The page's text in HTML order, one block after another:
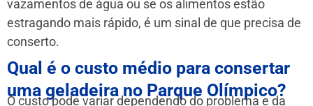
vazamentos de água ou se os alimentos estão
estragando mais rápido, é um sinal de que precisa de
conserto.
Qual é o custo médio para consertar
uma geladeira no Parque Olímpico?
O custo pode variar dependendo do problema e da